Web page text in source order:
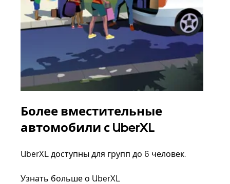
Более вместительные
автомобили с UberXL
UberXL доступны для групп до 6 человек.
Узнать больше о UberXL